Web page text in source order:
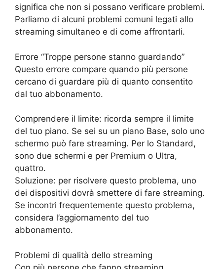
significa che non si possano verificare problemi.
Parliamo di alcuni problemi comuni legati allo
streaming simultaneo e di come affrontarli.
Errore “Troppe persone stanno guardando”
Questo errore compare quando più persone
cercano di guardare più di quanto consentito
dal tuo abbonamento.
Comprendere il limite: ricorda sempre il limite
del tuo piano. Se sei su un piano Base, solo uno
schermo può fare streaming. Per lo Standard,
sono due schermi e per Premium o Ultra,
quattro.
Soluzione: per risolvere questo problema, uno
dei dispositivi dovrà smettere di fare streaming.
Se incontri frequentemente questo problema,
considera l’aggiornamento del tuo
abbonamento.
Problemi di qualità dello streaming